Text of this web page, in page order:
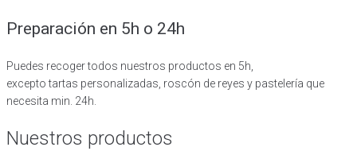
Preparación en 5h o 24h
Puedes recoger todos nuestros productos en 5h,
excepto tartas personalizadas, roscón de reyes y pastelería que
necesita min. 24h.
Nuestros productos